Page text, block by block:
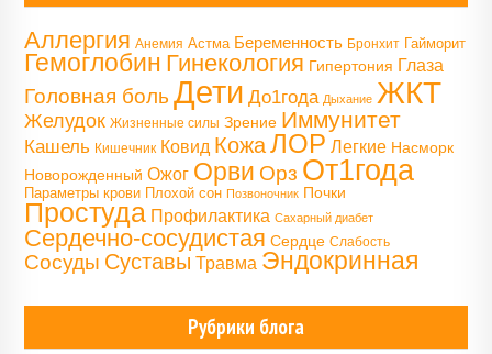
Аллергия Анемия Астма Беременность Бронхит Гайморит
Гемоглобин Гинекология Гипертония Глаза
Головная боль Дети До1года Дыхание ЖКТ
Желудок Жизненные силы Зрение Иммунитет
Кашель Кишечник Ковид Кожа ЛОР Легкие Насморк
Новорожденный Ожог Орви Орз От1года
Параметры крови Плохой сон Позвоночник Почки
Простуда Профилактика Сахарный диабет
Сердечно-сосудистая Сердце Слабость
Сосуды Суставы Травма Эндокринная
Рубрики блога